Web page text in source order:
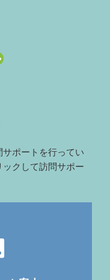
ポートを行ってい
ックして訪問サポー